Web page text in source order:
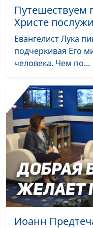
Цена следования за
Жизнь и смерть
Апостолы Христа.
Служение учеников
Иисуса
Что Бог хочет от
человека?
Путешествуем
Христе
Евангелист Лука
подчеркивая Его
человека. Чем по...
Иоанн